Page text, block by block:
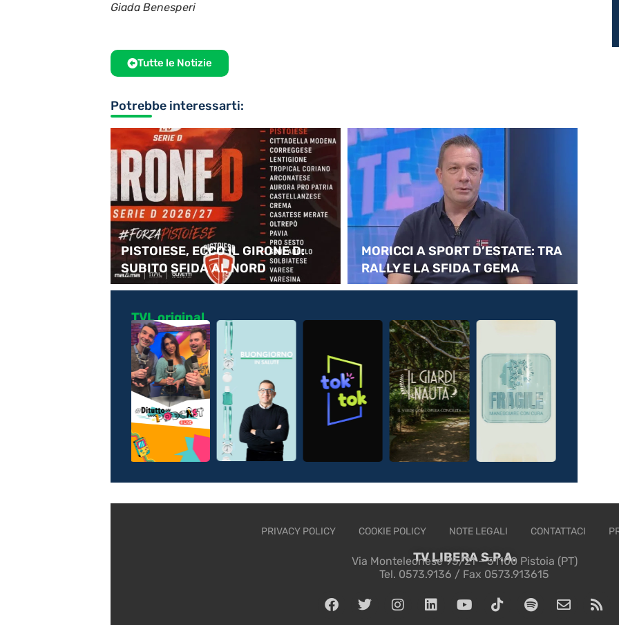
Giada Benesperi
Tutte le Notizie
Potrebbe interessarti:
PISTOIESE, ECCO IL GIRONE D:
SUBITO SFIDA AL NORD
MORICCI A SPORT D’ESTATE: TRA
RALLY E LA SFIDA T GEMA
TVL original
PRIVACY POLICY COOKIE POLICY NOTE LEGALI CONTATTACI
TV LIBERA S.P.A.
Via Monteleonese 95/21 – 51100 Pistoia (PT)
Tel. 0573.9136 / Fax 0573.913615